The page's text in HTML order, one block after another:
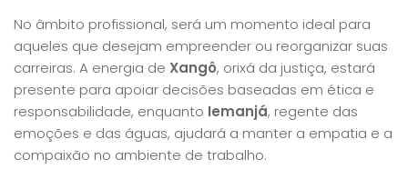
No âmbito profissional, será um momento ideal para
aqueles que desejam empreender ou reorganizar suas
carreiras. A energia de Xangô, orixá da justiça, estará
presente para apoiar decisões baseadas em ética e
responsabilidade, enquanto Iemanjá, regente das
emoções e das águas, ajudará a manter a empatia e a
compaixão no ambiente de trabalho.